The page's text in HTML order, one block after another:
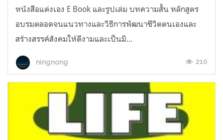
หนังสือ​แต่งเอง​ E​ Book​ และรูปเล่ม บทความสั้น​ หลักสูตร
อบรมตลอดจนแนวทางและวิธีการพัฒนาชีวิตตนเองและ
สร้างสรรค์สังคมให้ดีงามและเป็นมิ...
ningnong 210